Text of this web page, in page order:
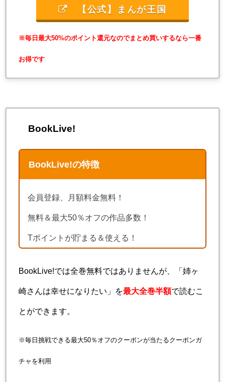
【公式】まんが王国
※毎日最大50%のポイント還元なのでまとめ買いするなら一番
お得です
BookLive!
BookLive!の特徴
会員登録、月額料金無料！
無料＆最大50％オフの作品多数！
Tポイントが貯まる＆使える！
BookLive!では全巻無料ではありませんが、「姉ヶ
崎さんは幸せになりたい」を最大全巻半額で読むこ
とができます。
※毎日挑戦できる最大50％オフのクーポンが当たるクーポンガ
チャを利用